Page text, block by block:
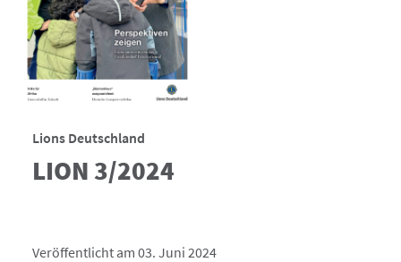
Lions Deutschland
LION 3/2024
Veröffentlicht am 03. Juni 2024